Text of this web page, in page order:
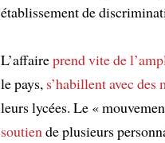
établissement de
L’affaireprend vite de
le pays, s’habillent avec des
leurs lycées. Le «
soutien de plusieurs